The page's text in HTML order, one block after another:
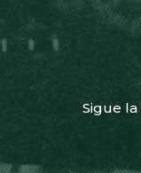
Sigue la